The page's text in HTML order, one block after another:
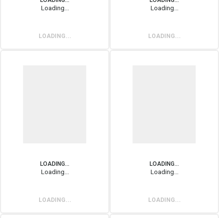
Loading...
LOADING...
Loading...
LOADING...
LOADING...
Loading...
LOADING...
LOADING...
Loading...
LOADING...